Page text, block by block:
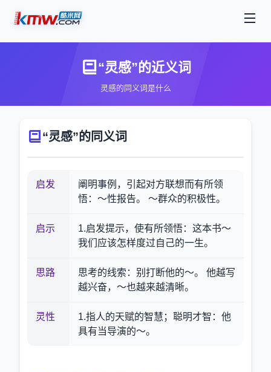
“灵感”的近义词
灵感的同义词是什么
“灵感”的同义词
启发
阐明事例，引起对方联想而有所领
悟：～性报告。 ～群众的积极性。
启示
1.启发提示，使有所领悟：这本书～
我们应该怎样度过自己的一生。
思路
思考的线索：别打断他的～。 他越写
越兴奋，～也越来越清晰。
灵性
1.指人的天赋的智慧；聪明才智：他
具有当导演的～。